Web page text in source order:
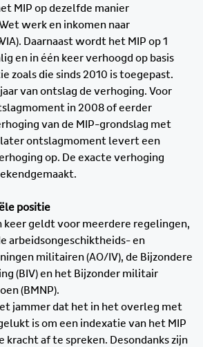
MIP op dezelfde manier
werk en inkomen naar
Daarnaast wordt het MIP op 1
en in één keer verhoogd op basis
zoals die sinds 2010 is toegepast.
van ontslag de verhoging. Voor
in 2008 of eerder
van de MIP-grondslag met
later ontslagmoment levert een
op. De exacte verhoging
positie
keer geldt voor meerdere regelingen,
arbeidsongeschiktheids- en
militairen (AO/IV), de Bijzondere
(BIV) en het Bijzonder militair
(BMNP).
jammer dat het in het overleg met
is om een indexatie van het MIP
af te spreken. Desondanks zijn